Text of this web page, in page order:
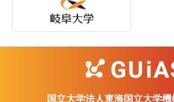
国立大学法人東海国立大学